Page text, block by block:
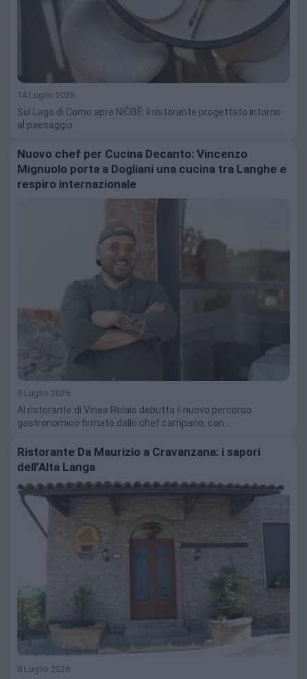
14 Luglio 2026
Sul Lago di Como apre NIÒBĒ: il ristorante progettato intorno
al paesaggio
Nuovo chef per Cucina Decanto: Vincenzo
Mignuolo porta a Dogliani una cucina tra Langhe e
respiro internazionale
9 Luglio 2026
Al ristorante di Vinea Relais debutta il nuovo percorso
gastronomico firmato dallo chef campano, con…
Ristorante Da Maurizio a Cravanzana: i sapori
dell’Alta Langa
8 Luglio 2026